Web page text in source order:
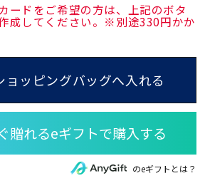
ードをご希望の方は、上記のボタ
成してください。※別途330円かか
ョッピングバッグへ入れる
のeギフトとは？